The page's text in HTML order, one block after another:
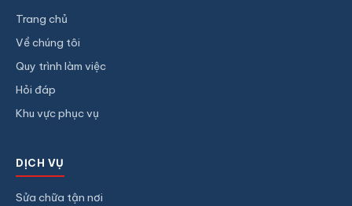
Trang chủ
Về chúng tôi
Quy trình làm việc
Hỏi đáp
Khu vực phục vụ
DỊCH VỤ
Sửa chữa tận nơi